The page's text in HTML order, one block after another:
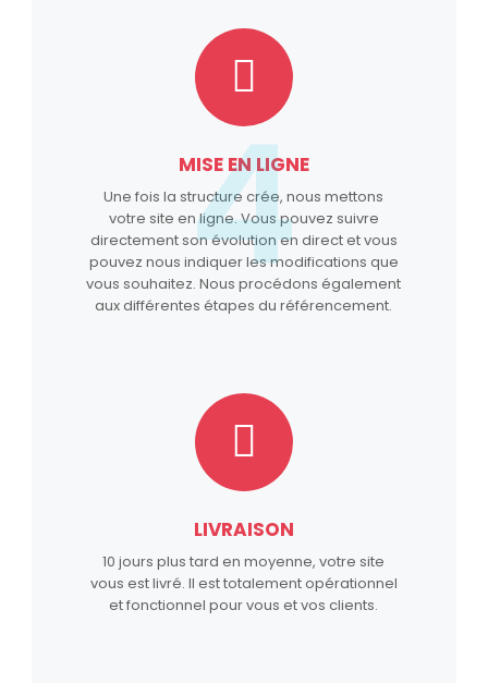
MISE EN LIGNE
Une fois la structure crée, nous mettons
votre site en ligne. Vous pouvez suivre
directement son évolution en direct et vous
pouvez nous indiquer les modifications que
vous souhaitez. Nous procédons également
aux différentes étapes du référencement.
4
LIVRAISON
10 jours plus tard en moyenne, votre site
vous est livré. Il est totalement opérationnel
et fonctionnel pour vous et vos clients.